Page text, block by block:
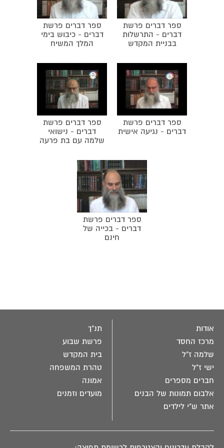
ספר דברים פרשת
דברים - התרשלות
בבניית המקדש
ספר דברים פרשת
דברים - כיבוש בימי
המלך המשיח
ספר דברים פרשת
דברים - נגיעה אישית
ספר דברים פרשת
דברים - נישואי
שלמה עם בת פרעה
ספר דברים פרשת
דברים - בכייה של
חינם
אודות
מרכז החסד
שלמה ז"ל
ישי ז"ל
חברים מספרים
אלבום תמונות של הבנים
אתר ש"י לילדים
תנ"ך
פרשת שבוע
בית המקדש
טהרת המשפחה
אמונה
מועדים וזמנים